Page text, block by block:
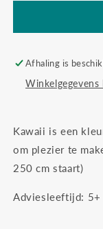
Afhaling is
Winkelgegevens
Kawaii is een
om plezier te
250 cm staart)
Adviesleeftijd: 5+